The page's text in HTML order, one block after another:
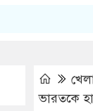
ভারতকে